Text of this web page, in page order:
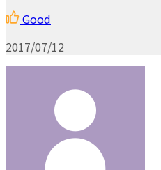
Good
2017/07/12